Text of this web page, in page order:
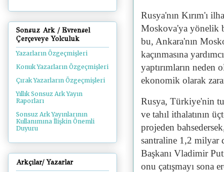
Rusya'nın Kırım'ı
Moskova'ya yönelik
bu, Ankara'nın
kaçınmasına
yaptırımların
ekonomik olarak
Rusya, Türkiye'nin
ve tahıl ithalatının
projeden
santraline 1,2 milyar
Başkanı Vladimir
onu çatışmayı sona
Sonsuz Ark / Evrensel
Çerçeveye Yolculuk
Yazarların Özgeçmişleri
Konuk Yazarların Özgeçmişleri
Çırak Yazarların Özgeçmişleri
Yıllık Sonsuz Ark Yayın
Raporları
Sonsuz Ark Yayınlarının
Kullanımına İlişkin Önemli
Duyuru
Arkçılar/ Yazarlar